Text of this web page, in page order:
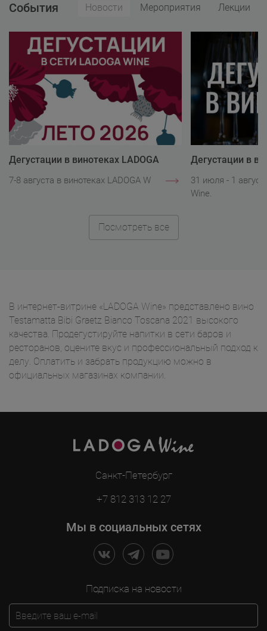
События Новости Мероприятия Лекции
Дегустации в винотеках LADOGA
7-8 августа в винотеках LADOGA Wine.
Дегустации в
31 июля - 1
Wine.
Посмотреть все
В интернет-витрине «LADOGA Wine» представлено вино
Testamatta Bibi Graetz Bianco Toscana 2021 высокого
качества. Продегустируйте напитки в сети баров и
ресторанов, оцените вкус и профессиональный подход к
делу. Оплатить и забрать продукцию можно в
официальных магазинах компании.
Санкт-Петербург
+7 812 313 12 27
Мы в социальных сетях
Подписка на новости